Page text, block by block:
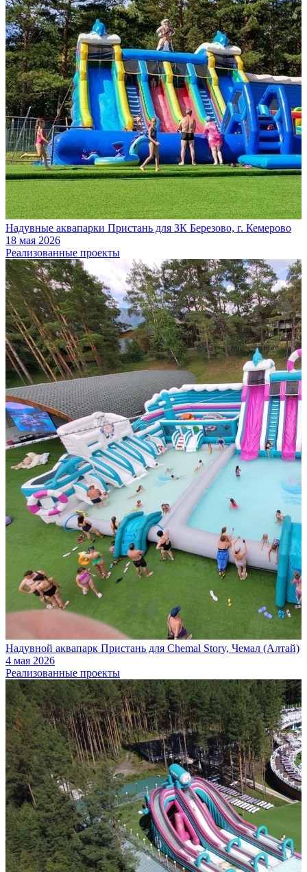
Надувные аквапарки Пристань для ЗК Березово, г. Кемерово
18 мая 2026
Реализованные проекты
Надувной аквапарк Пристань для Chemal Story, Чемал (Алтай)
4 мая 2026
Реализованные проекты